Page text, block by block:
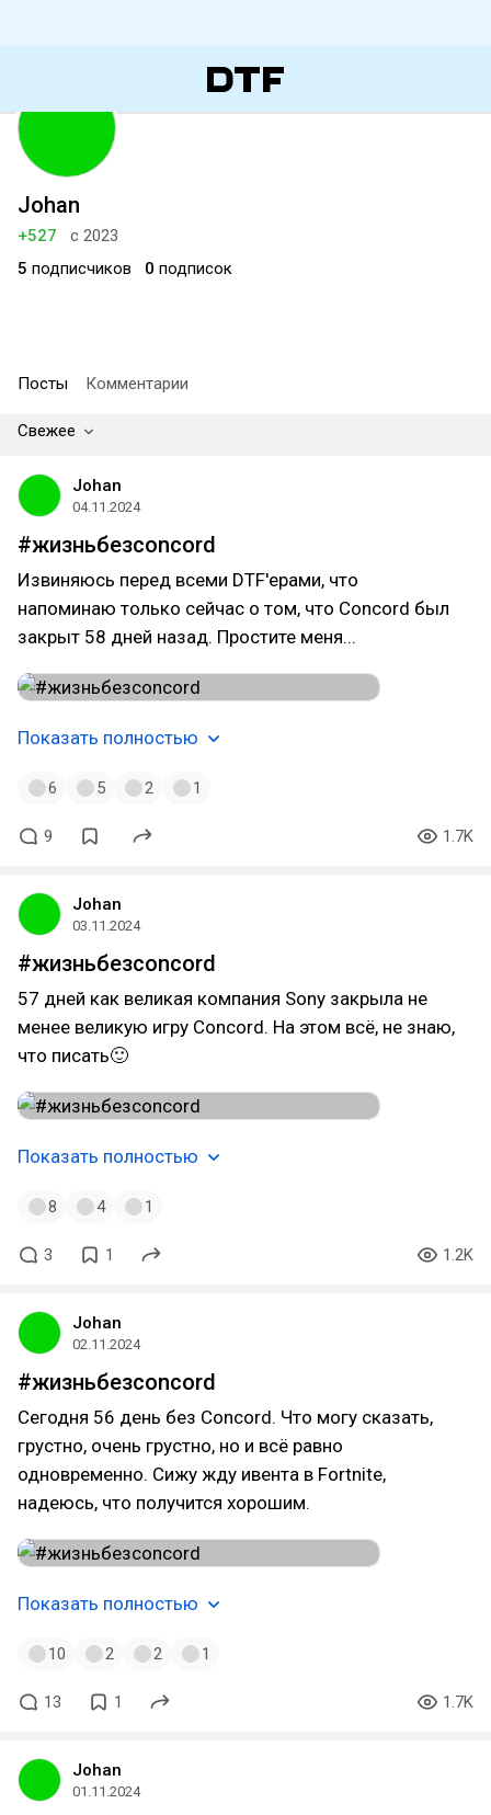
Johan
+527
с 2023
5 подписчиков 0 подписок
Посты Комментарии
Свежее
Johan
04.11.2024
#жизньбезconcord
Извиняюсь перед всеми DTF'ерами, что
напоминаю только сейчас о том, что Concord был
закрыт 58 дней назад. Простите меня...
Показать полностью
6 5 2 1
9 1.7K
Johan
03.11.2024
#жизньбезconcord
57 дней как великая компания Sony закрыла не
менее великую игру Concord. На этом всё, не знаю,
что писать🙂
Показать полностью
8 4 1
3 1 1.2K
Johan
02.11.2024
#жизньбезconcord
Сегодня 56 день без Concord. Что могу сказать,
грустно, очень грустно, но и всё равно
одновременно. Сижу жду ивента в Fortnite,
надеюсь, что получится хорошим.
Показать полностью
10 2 2 1
13 1 1.7K
Johan
01.11.2024